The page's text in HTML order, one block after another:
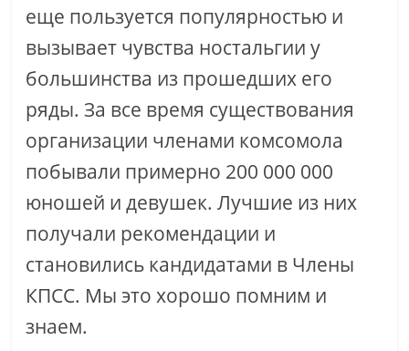
еще пользуется популярностью и
вызывает чувства ностальгии у
большинства из прошедших его
ряды. За все время существования
организации членами комсомола
побывали примерно 200 000 000
юношей и девушек. Лучшие из них
получали рекомендации и
становились кандидатами в Члены
КПСС. Мы это хорошо помним и
знаем.